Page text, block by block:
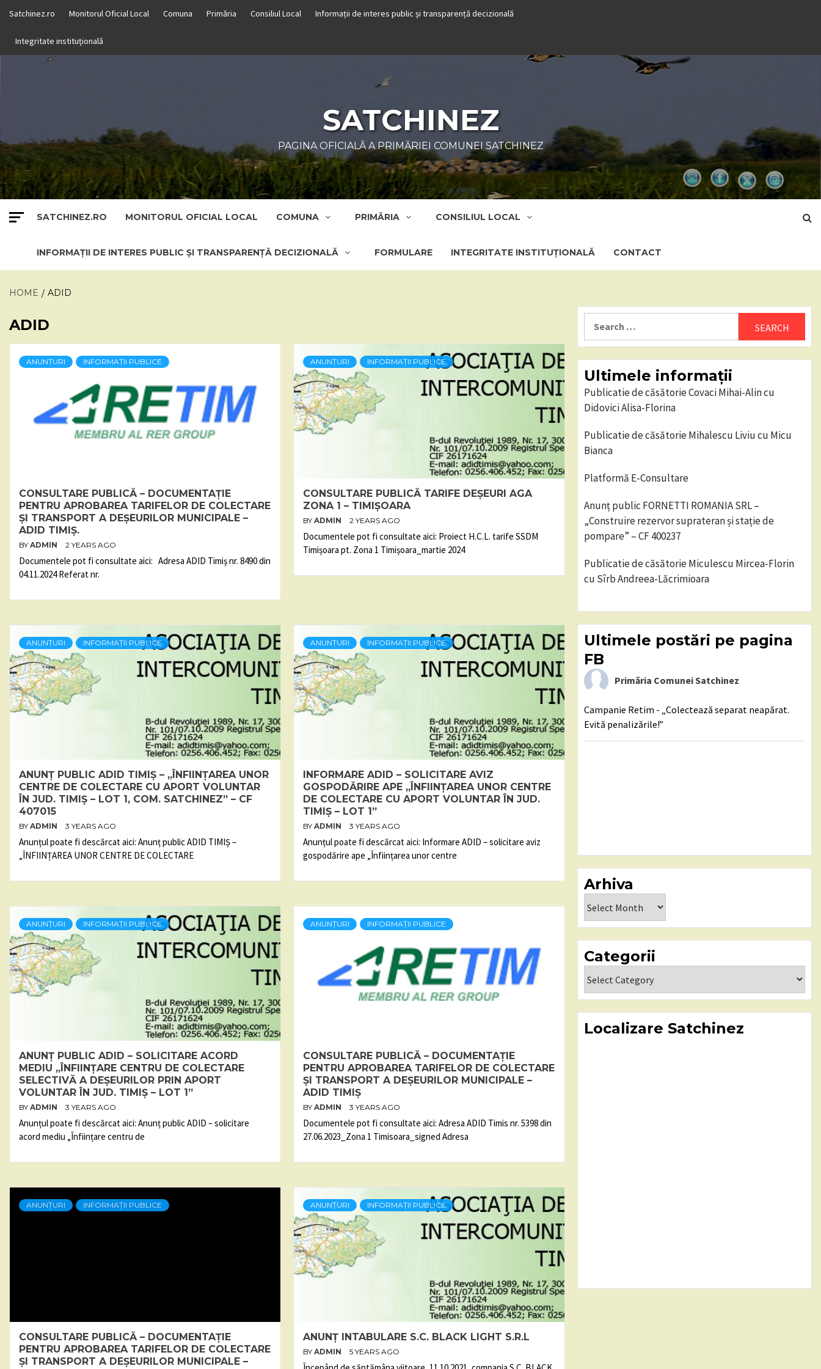
content
Satchinez.ro Monitorul Oficial Local Comuna Primăria Consiliul Local Informații de interes public și transparență decizională
Integritate instituțională
SATCHINEZ
PAGINA OFICIALĂ A PRIMĂRIEI COMUNEI SATCHINEZ
SATCHINEZ.RO MONITORUL OFICIAL LOCAL COMUNA PRIMĂRIA CONSILIUL LOCAL
INFORMAȚII DE INTERES PUBLIC ȘI TRANSPARENȚĂ DECIZIONALĂ FORMULARE INTEGRITATE INSTITUȚIONALĂ CONTACT
HOME ADID
ADID
ANUNȚURI INFORMAȚII PUBLICE
CONSULTARE PUBLICĂ – DOCUMENTAȚIE
PENTRU APROBAREA TARIFELOR DE COLECTARE
ȘI TRANSPORT A DEȘEURILOR MUNICIPALE –
ADID TIMIȘ.
BY ADMIN 2 YEARS AGO
Documentele pot fi consultate aici: Adresa ADID Timiș nr. 8490 din
04.11.2024 Referat nr.
ANUNȚURI INFORMAȚII PUBLICE
CONSULTARE PUBLICĂ TARIFE DEȘEURI AGA
ZONA 1 – TIMIȘOARA
BY ADMIN 2 YEARS AGO
Documentele pot fi consultate aici: Proiect H.C.L. tarife SSDM
Timișoara pt. Zona 1 Timișoara_martie 2024
ANUNȚURI INFORMAȚII PUBLICE
ANUNȚ PUBLIC ADID TIMIȘ – „ÎNFIINȚAREA UNOR
CENTRE DE COLECTARE CU APORT VOLUNTAR
ÎN JUD. TIMIȘ – LOT 1, COM. SATCHINEZ” – CF
407015
BY ADMIN 3 YEARS AGO
Anunțul poate fi descărcat aici: Anunț public ADID TIMIȘ –
„ÎNFIINȚAREA UNOR CENTRE DE COLECTARE
ANUNȚURI INFORMAȚII PUBLICE
INFORMARE ADID – SOLICITARE AVIZ
GOSPODĂRIRE APE „ÎNFIINȚAREA UNOR CENTRE
DE COLECTARE CU APORT VOLUNTAR ÎN JUD.
TIMIȘ – LOT 1”
BY ADMIN 3 YEARS AGO
Anunțul poate fi descărcat aici: Informare ADID – solicitare aviz
gospodărire ape „Înființarea unor centre
ANUNȚURI INFORMAȚII PUBLICE
ANUNȚ PUBLIC ADID – SOLICITARE ACORD
MEDIU „ÎNFIINȚARE CENTRU DE COLECTARE
SELECTIVĂ A DEȘEURILOR PRIN APORT
VOLUNTAR ÎN JUD. TIMIȘ – LOT 1”
BY ADMIN 3 YEARS AGO
Anunțul poate fi descărcat aici: Anunț public ADID – solicitare
acord mediu „Înființare centru de
ANUNȚURI INFORMAȚII PUBLICE
CONSULTARE PUBLICĂ – DOCUMENTAȚIE
PENTRU APROBAREA TARIFELOR DE COLECTARE
ȘI TRANSPORT A DEȘEURILOR MUNICIPALE –
ADID TIMIȘ
BY ADMIN 3 YEARS AGO
Documentele pot fi consultate aici: Adresa ADID Timis nr. 5398 din
27.06.2023_Zona 1 Timisoara_signed Adresa
ANUNȚURI INFORMAȚII PUBLICE
CONSULTARE PUBLICĂ – DOCUMENTAȚIE
PENTRU APROBAREA TARIFELOR DE COLECTARE
ȘI TRANSPORT A DEȘEURILOR MUNICIPALE –
ANUNȚURI INFORMAȚII PUBLICE
ANUNȚ INTABULARE S.C. BLACK LIGHT S.R.L
BY ADMIN 5 YEARS AGO
Ultimele informații
Publicatie de căsătorie Covaci Mihai-Alin cu
Didovici Alisa-Florina
Publicatie de căsătorie Mihalescu Liviu cu Micu
Bianca
Platformă E-Consultare
Anunț public FORNETTI ROMANIA SRL –
„Construire rezervor suprateran și stație de
pompare” – CF 400237
Publicatie de căsătorie Miculescu Mircea-Florin
cu Sîrb Andreea-Lăcrimioara
Ultimele postări pe pagina
FB
Primăria Comunei Satchinez
Campanie Retim - „Colectează separat neapărat.
Evită penalizările!”
Arhiva
Categorii
Localizare Satchinez